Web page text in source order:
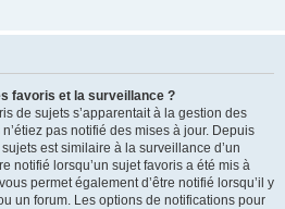
favoris et la surveillance ?
de sujets s’apparentait à la gestion des
pas notifié des mises à jour. Depuis
est similaire à la surveillance d’un
notifié lorsqu’un sujet favoris a été mis à
permet également d’être notifié lorsqu’il y
un forum. Les options de notifications pour